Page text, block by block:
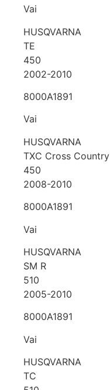
Vai
HUSQVARNA
TE
450
2002-2010
8000A1891
Vai
HUSQVARNA
TXC Cross Country
450
2008-2010
8000A1891
Vai
HUSQVARNA
SM R
510
2005-2010
8000A1891
Vai
HUSQVARNA
TC